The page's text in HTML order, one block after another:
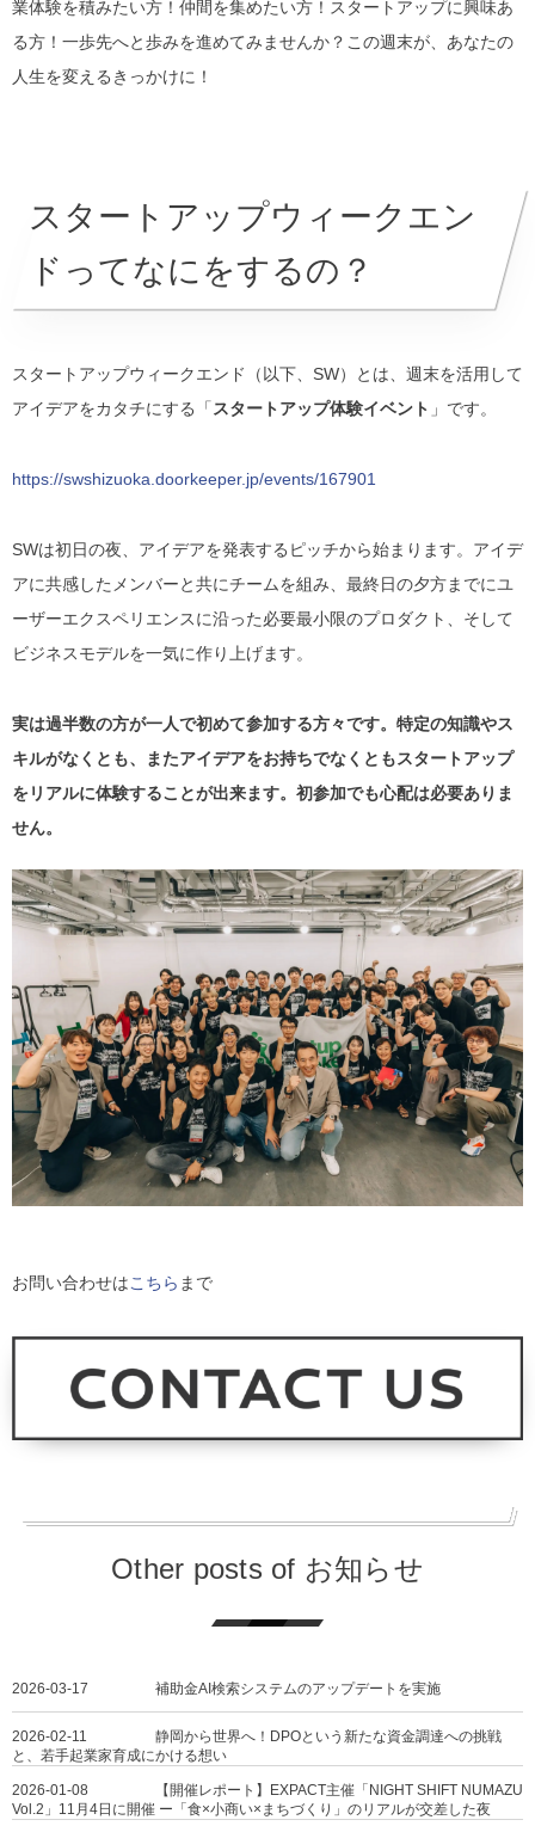
業体験を積みたい方！仲間を集めたい方！スタートアップに興味あ
る方！一歩先へと歩みを進めてみませんか？この週末が、あなたの
人生を変えるきっかけに！
スタートアップウィークエン
ドってなにをするの？
スタートアップウィークエンド（以下、SW）とは、週末を活用して
アイデアをカタチにする「スタートアップ体験イベント 」です。
https://swshizuoka.doorkeeper.jp/events/167901
SWは初日の夜、アイデアを発表するピッチから始まります。アイデ
アに共感したメンバーと共にチームを組み、最終日の夕方までにユ
ーザーエクスペリエンスに沿った必要最小限のプロダクト、そして
ビジネスモデルを一気に作り上げます。
実は過半数の方が一人で初めて参加する方々です。特定の知識やス
キルがなくとも、またアイデアをお持ちでなくともスタートアップ
をリアルに体験することが出来ます。初参加でも心配は必要ありま
せん。
お問い合わせはこちら まで
Other posts of お知らせ
2026-03-17 補助金AI検索システムのアップデートを実施
2026-02-11
静岡から世界へ！DPOという新たな資金調達への挑戦
と、若手起業家育成にかける想い
2026-01-08
【開催レポート】EXPACT主催「NIGHT SHIFT NUMAZU
Vol.2」11月4日に開催 ー「食×小商い×まちづくり」のリアルが交差した夜